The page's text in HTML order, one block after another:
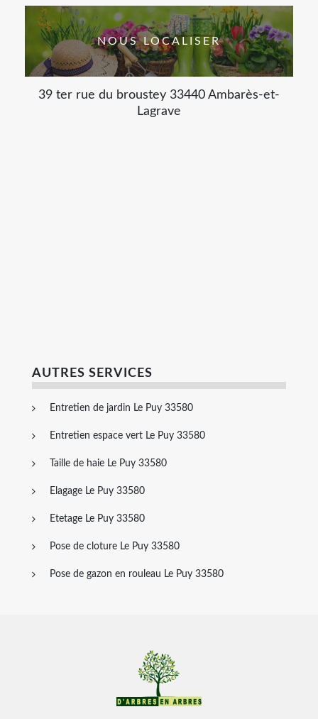
NOUS LOCALISER
39 ter rue du broustey 33440 Ambarès-et-
Lagrave
AUTRES SERVICES
Entretien de jardin Le Puy 33580
Entretien espace vert Le Puy 33580
Taille de haie Le Puy 33580
Elagage Le Puy 33580
Etetage Le Puy 33580
Pose de cloture Le Puy 33580
Pose de gazon en rouleau Le Puy 33580